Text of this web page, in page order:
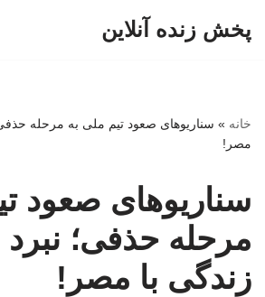
پخش زنده آنلاین
خانه » سناریوهای صعود تیم ملی به مرحله
مصر!
سناریوهای صعود
مرحله حذفی؛
زندگی با مصر!